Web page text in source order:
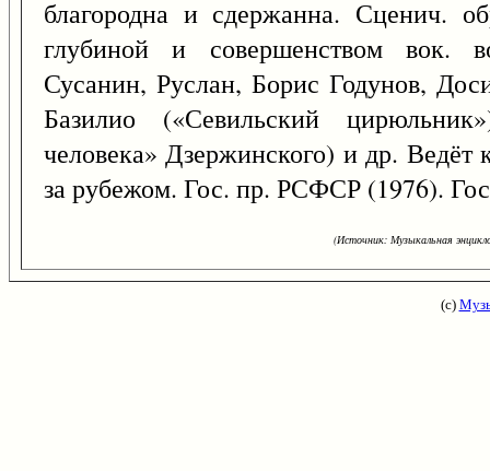
благородна и сдержанна. Сценич.
глубиной и совершенством вок.
Сусанин, Руслан, Борис Годунов,
Базилио («Севильский
человека» Дзержинского) и др. Ведёт
за рубежом. Гос. пр. РСФСР (1976).
(Источник: Музыкальная
(с)